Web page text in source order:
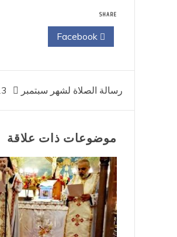
SHARE
تصفّح
المقالات
رسالة الصلاة لشهر سبتمبر 2013
موضوعات ذات علاقة